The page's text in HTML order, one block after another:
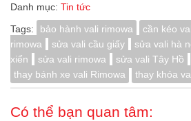
Danh mục: Tin tức
Tags:
bảo hành vali rimowa cần kéo
rimowa
sửa vali cầu giấy sửa vali hà
xiển
sửa vali rimowa sửa vali Tây Hồ
thay bánh xe vali Rimowa
thay khóa
Có thể bạn quan tâm: